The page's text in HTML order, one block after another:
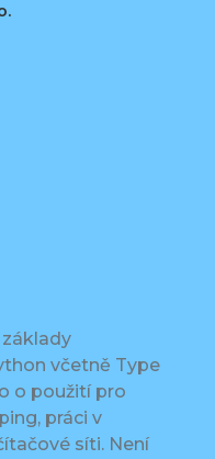
včetně Type
o použití pro
práci v
síti. Není